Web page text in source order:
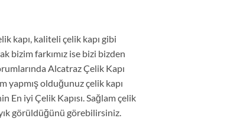
kapı, kaliteli çelik kapı gibi
bizim farkımız ise bizi bizden
Alcatraz Çelik Kapı
yapmış olduğunuz çelik kapı
En iyi Çelik Kapısı. Sağlam çelik
görüldüğünü görebilirsiniz.